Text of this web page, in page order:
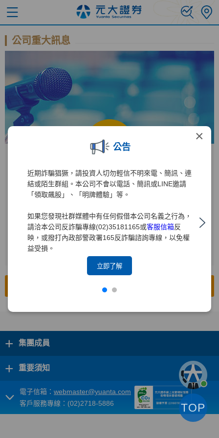
×
公告
近期詐騙猖獗，請投資人切勿輕信不明來電、簡訊、連
結或陌生群組。本公司不會以電話、簡訊或LINE邀請
「領取飆股」、「明牌體驗」等。
如果您發現社群媒體中有任何假借本公司名義之行為，
請洽本公司反詐騙專線(02)35181165或客服信箱反
映，或撥打內政部警政署165反詐騙諮詢專線，以免權
益受損。
立即了解
公司重大訊息
公開資訊觀測站
進入公開資訊觀測站後
1 輸入公司代碼：2885
2
輸入查詢年度
前往公開資訊觀測站
+ 集團成員
+ 重要須知
電子信箱： webmaster@yuanta.com
客戶服務專線：(02)2718-5886
TOP